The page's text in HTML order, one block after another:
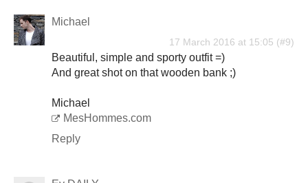
Michael
17 March 2016 at 15:05
Beautiful, simple and sporty outfit =)
And great shot on that wooden bank ;)
Michael
MesHommes.com
Reply